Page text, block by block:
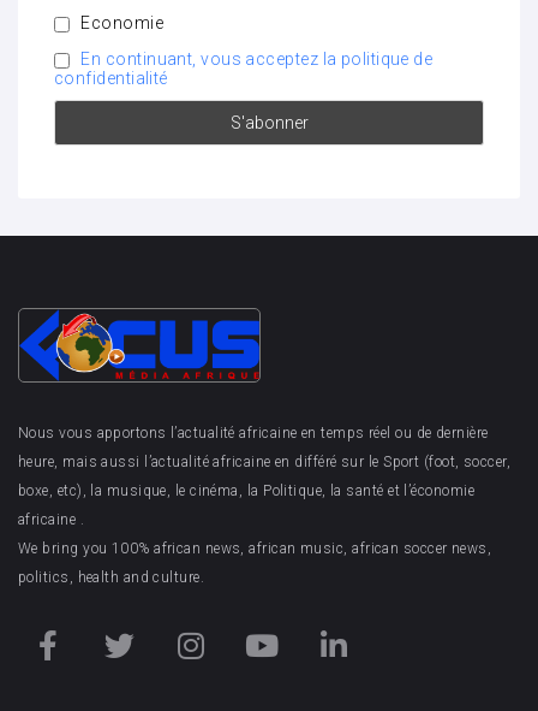
Economie
En continuant, vous acceptez la politique de
confidentialité
Nous vous apportons l’actualité africaine en temps réel ou de dernière
heure, mais aussi l’actualité africaine en différé sur le Sport (foot, soccer,
boxe, etc), la musique, le cinéma, la Politique, la santé et l’économie
africaine .
We bring you 100% african news, african music, african soccer news,
politics, health and culture.